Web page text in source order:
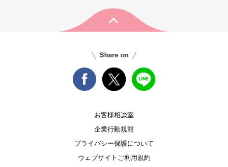
お客様相談室
企業行動規範
プライバシー保護について
ウェブサイトご利用規約